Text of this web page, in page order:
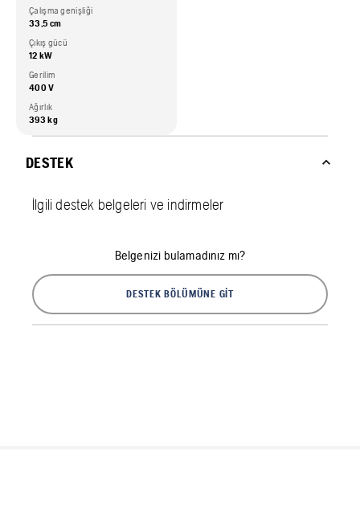
Çalışma genişliği
33,5 cm
Çıkış gücü
12 kW
Gerilim
400 V
Ağırlık
393 kg
DESTEK
İlgili destek belgeleri ve indirmeler
Belgenizi bulamadınız mı?
DESTEK BÖLÜMÜNE GIT